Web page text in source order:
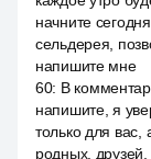
начните
сельдерея,
напишите мне
60: В
напишите, я
только для
родных, друзей,